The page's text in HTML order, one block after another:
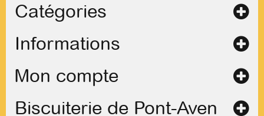
Catégories
Informations
Mon compte
Biscuiterie de Pont-Aven